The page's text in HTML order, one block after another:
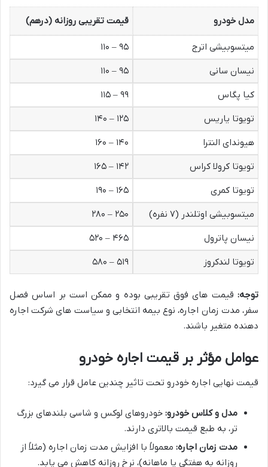
مدل خودرو قیمت تقریبی روزانه (درهم)
میتسوبیشی اترج
۹۵ – ۱۱۰
نیسان سانی
۹۵ – ۱۱۰
کیا پگاس
۹۹ – ۱۱۵
تویوتا یاریس
۱۲۵ – ۱۴۰
هیوندای النترا
۱۴۰ – ۱۶۰
تویوتا کرولا کراس
۱۴۲ – ۱۶۵
تویوتا کمری
۱۶۵ – ۱۹۰
میتسوبیشی اوتلندر (۷ نفره)
۲۵۰ – ۲۸۰
نیسان پاترول
۴۶۵ – ۵۲۰
تویوتا لندکروز
۵۱۹ – ۵۸۰
توجه: قیمت های فوق تقریبی بوده و ممکن است بر اساس فصل
سفر، مدت زمان اجاره، نوع بیمه انتخابی و سیاست های شرکت اجاره
دهنده متغیر باشند.
عوامل مؤثر بر قیمت اجاره خودرو
قیمت نهایی اجاره خودرو تحت تاثیر چندین عامل قرار می گیرد:
مدل و کلاس خودرو: خودروهای لوکس و شاسی بلندهای بزرگ
تر، به طبع قیمت بالاتری دارند.
مدت زمان اجاره: معمولاً با افزایش مدت زمان اجاره (مثلاً از
روزانه به هفتگی یا ماهانه)، نرخ روزانه کاهش می یابد.